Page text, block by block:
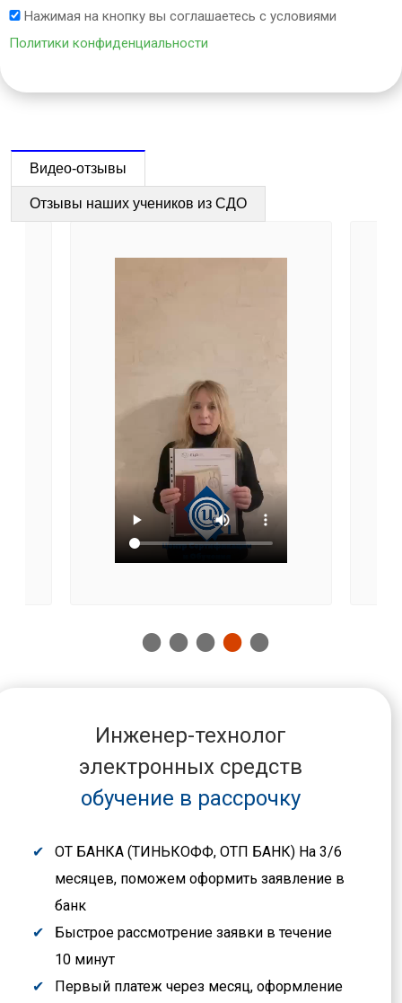
Нажимая на кнопку вы соглашаетесь с условиями
Политики конфиденциальности
Видео-отзывы
Отзывы наших учеников из СДО
Инженер-технолог
электронных средств
обучение в рассрочку
ОТ БАНКА (ТИНЬКОФФ, ОТП БАНК) На 3/6
месяцев, поможем оформить заявление в
банк
Быстрое рассмотрение заявки в течение
10 минут
Первый платеж через месяц, оформление